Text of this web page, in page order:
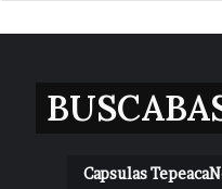
Capsulas